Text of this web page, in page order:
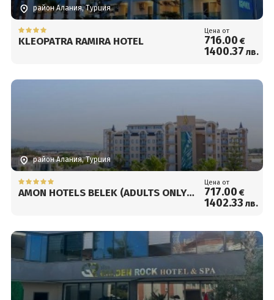
район Алания, Турция
KLEOPATRA RAMIRA HOTEL
Цена от
716.00 €
1400.37 лв.
район Алания, Турция
AMON HOTELS BELEK (ADULTS ONLY
Цена от
717.00 €
1402.33 лв.